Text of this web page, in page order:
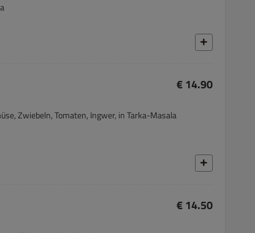
€ 14.90
Zwiebeln, Tomaten, Ingwer, in Tarka-Masala
€ 14.50